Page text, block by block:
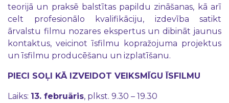
teorijā un praksē balstītas papildu zināšanas, kā arī
celt profesionālo kvalifikāciju, izdevība satikt
ārvalstu filmu nozares ekspertus un dibināt jaunus
kontaktus, veicinot īsfilmu kopražojuma projektus
un īsfilmu producēšanu un izplatīšanu.
PIECI SOĻI KĀ IZVEIDOT VEIKSMĪGU ĪSFILMU
Laiks: 13. februāris, plkst. 9.30 – 19.30